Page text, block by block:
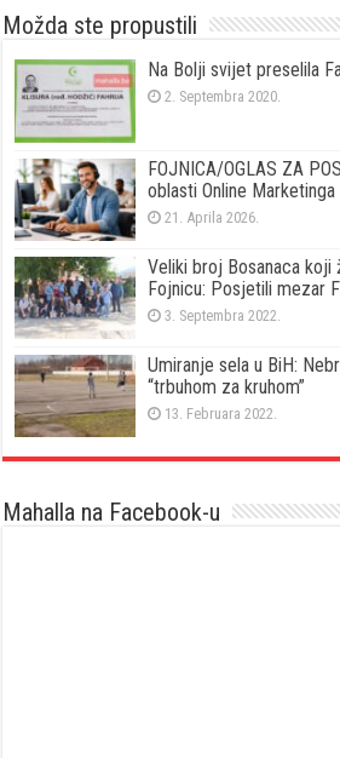
Možda ste propustili
Na Bolji svijet preselila
2. Septembra 2020.
FOJNICA/OGLAS ZA
oblasti Online
21. Aprila 2026.
Veliki broj Bosanaca
Fojnicu: Posjetili mezar
3. Septembra 2022.
Umiranje sela u BiH:
“trbuhom za kruhom”
13. Februara 2022.
Mahalla na Facebook-u